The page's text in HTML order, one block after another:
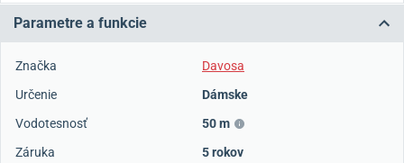
Parametre a funkcie
Značka
Davosa
Určenie
Dámske
Vodotesnosť
50 m
Záruka
5 rokov